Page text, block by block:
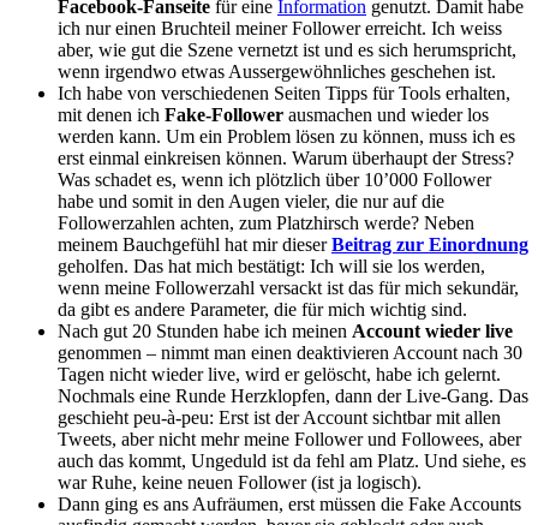
Facebook-Fanseite für eine Information genutzt. Damit habe
ich nur einen Bruchteil meiner Follower erreicht. Ich weiss
aber, wie gut die Szene vernetzt ist und es sich herumspricht,
wenn irgendwo etwas Aussergewöhnliches geschehen ist.
Ich habe von verschiedenen Seiten Tipps für Tools erhalten,
mit denen ich Fake-Follower ausmachen und wieder los
werden kann. Um ein Problem lösen zu können, muss ich es
erst einmal einkreisen können. Warum überhaupt der Stress?
Was schadet es, wenn ich plötzlich über 10’000 Follower
habe und somit in den Augen vieler, die nur auf die
Followerzahlen achten, zum Platzhirsch werde? Neben
meinem Bauchgefühl hat mir dieserBeitrag zur Einordnung
geholfen. Das hat mich bestätigt: Ich will sie los werden,
wenn meine Followerzahl versackt ist das für mich sekundär,
da gibt es andere Parameter, die für mich wichtig sind.
Nach gut 20 Stunden habe ich meinen Account wieder live
genommen – nimmt man einen deaktivieren Account nach 30
Tagen nicht wieder live, wird er gelöscht, habe ich gelernt.
Nochmals eine Runde Herzklopfen, dann der Live-Gang. Das
geschieht peu-à-peu: Erst ist der Account sichtbar mit allen
Tweets, aber nicht mehr meine Follower und Followees, aber
auch das kommt, Ungeduld ist da fehl am Platz. Und siehe, es
war Ruhe, keine neuen Follower (ist ja logisch).
Dann ging es ans Aufräumen, erst müssen die Fake Accounts